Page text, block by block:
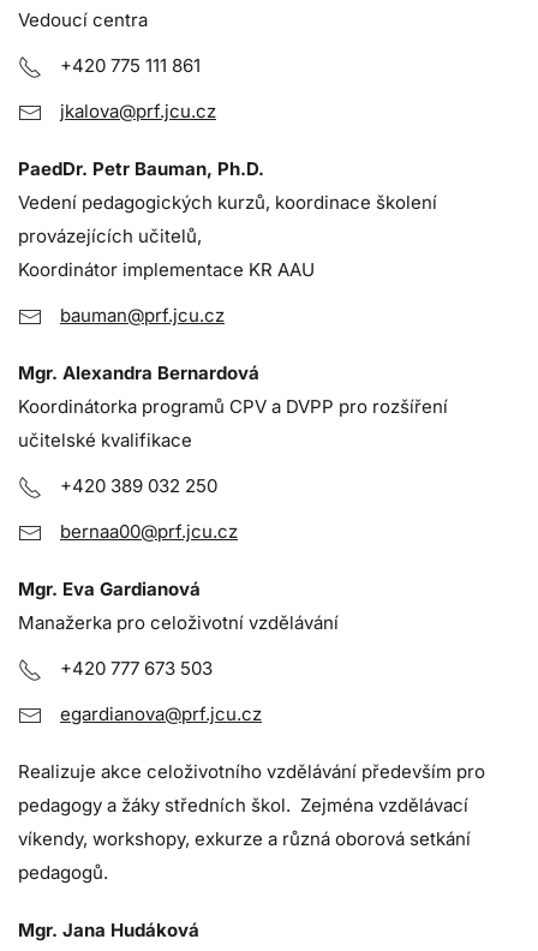
Vedoucí centra
+420 775 111 861
jkalova@prf.jcu.cz
PaedDr. Petr Bauman, Ph.D.
Vedení pedagogických kurzů, koordinace školení
provázejících učitelů,
Koordinátor implementace KR AAU
bauman@prf.jcu.cz
Mgr. Alexandra Bernardová
Koordinátorka programů CPV a DVPP pro rozšíření
učitelské kvalifikace
+420 389 032 250
bernaa00@prf.jcu.cz
Mgr. Eva Gardianová
Manažerka pro celoživotní vzdělávání
+420 777 673 503
egardianova@prf.jcu.cz
Realizuje akce celoživotního vzdělávání především pro
pedagogy a žáky středních škol. Zejména vzdělávací
víkendy, workshopy, exkurze a různá oborová setkání
pedagogů.
Mgr. Jana Hudáková